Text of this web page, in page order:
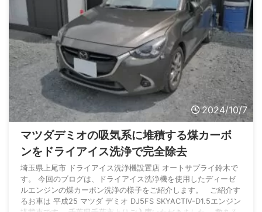
2024/10/7
マツダデミオの吸気系に堆積する煤カーボ
ンをドライアイス洗浄で完全除去
埼玉県上尾市 ドライアイス洗浄機設置店 オートサプライ鈴木で
す。 今回のブログは、ドライアイス洗浄機を使用したディーゼ
ルエンジンの煤カーボン洗浄の様子をご紹介します。 ご紹介す
るお車は 平成25 マツダ デミオ DJ5FS SKYACTIV-D1.5エンジン